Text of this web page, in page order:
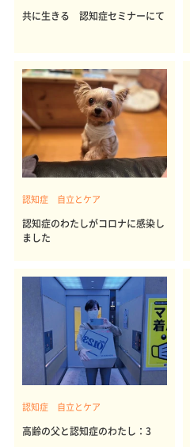
共に生きる 認知症セミナーにて
認知症 自立とケア
認知症のわたしがコロナに感染し
ました
認知症 自立とケア
高齢の父と認知症のわたし：3